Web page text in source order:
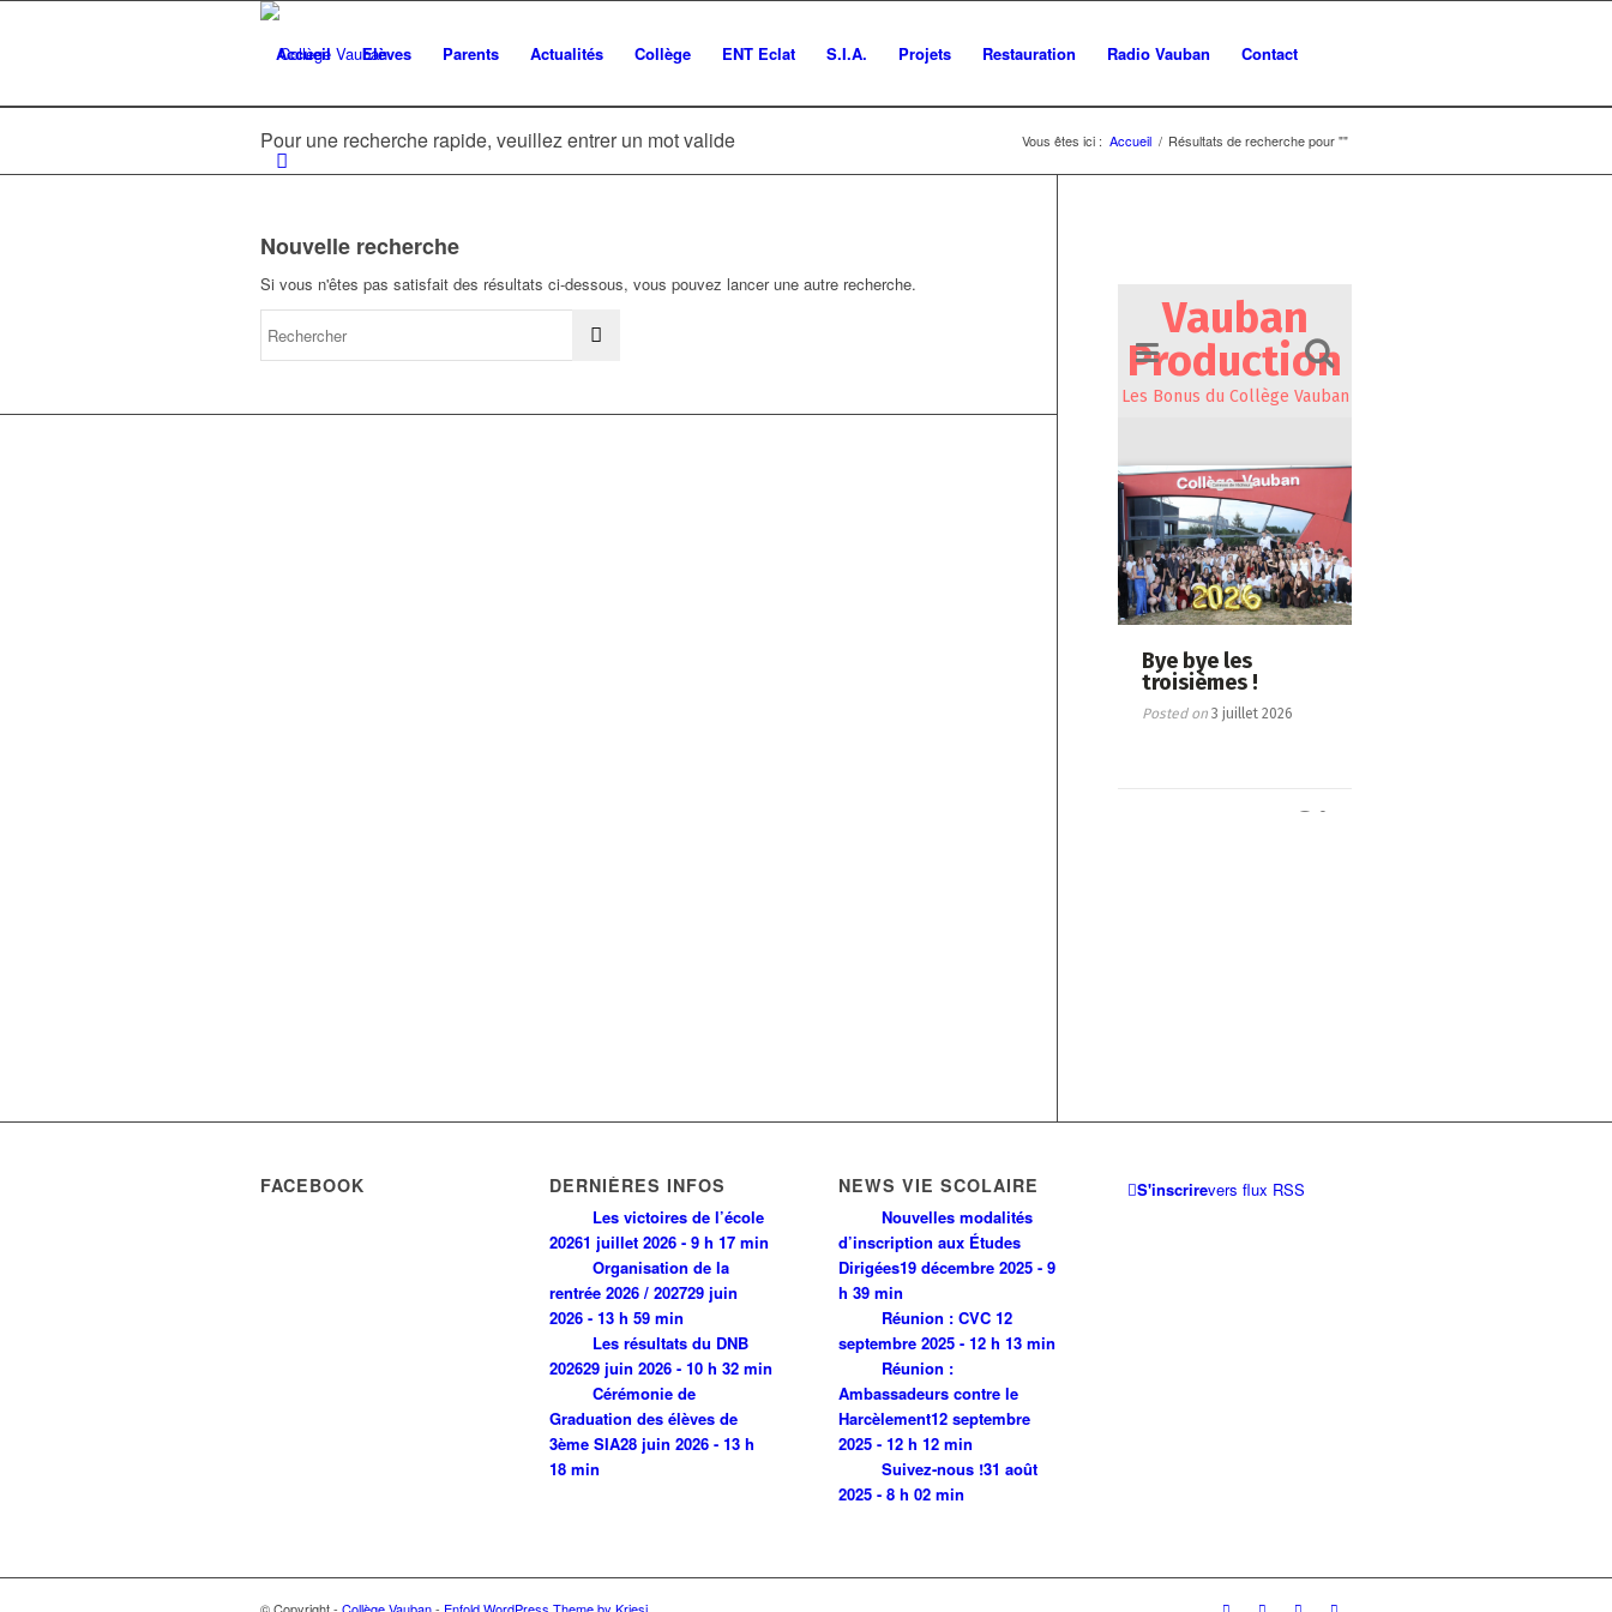
Accueil Elèves Parents Actualités Collège ENT Eclat S.I.A. Projets Restauration Radio Vauban Contact
Pour une recherche rapide, veuillez entrer un mot valide Vous êtes ici : Accueil / Résultats de recherche pour ""
Nouvelle recherche
Si vous n'êtes pas satisfait des résultats ci-dessous, vous pouvez lancer une autre recherche.
FACEBOOK DERNIÈRES INFOS
Les victoires de l’école
20261 juillet 2026 - 9 h 17 min
Organisation de la
rentrée 2026 / 202729 juin
2026 - 13 h 59 min
Les résultats du DNB
202629 juin 2026 - 10 h 32 min
Cérémonie de
Graduation des élèves de
3ème SIA28 juin 2026 - 13 h
18 min
NEWS VIE SCOLAIRE
Nouvelles modalités
d’inscription aux Études
Dirigées19 décembre 2025 - 9
h 39 min
Réunion : CVC12
septembre 2025 - 12 h 13 min
Réunion :
Ambassadeurs contre le
Harcèlement12 septembre
2025 - 12 h 12 min
Suivez-nous !31 août
2025 - 8 h 02 min
S'inscrirevers flux RSS